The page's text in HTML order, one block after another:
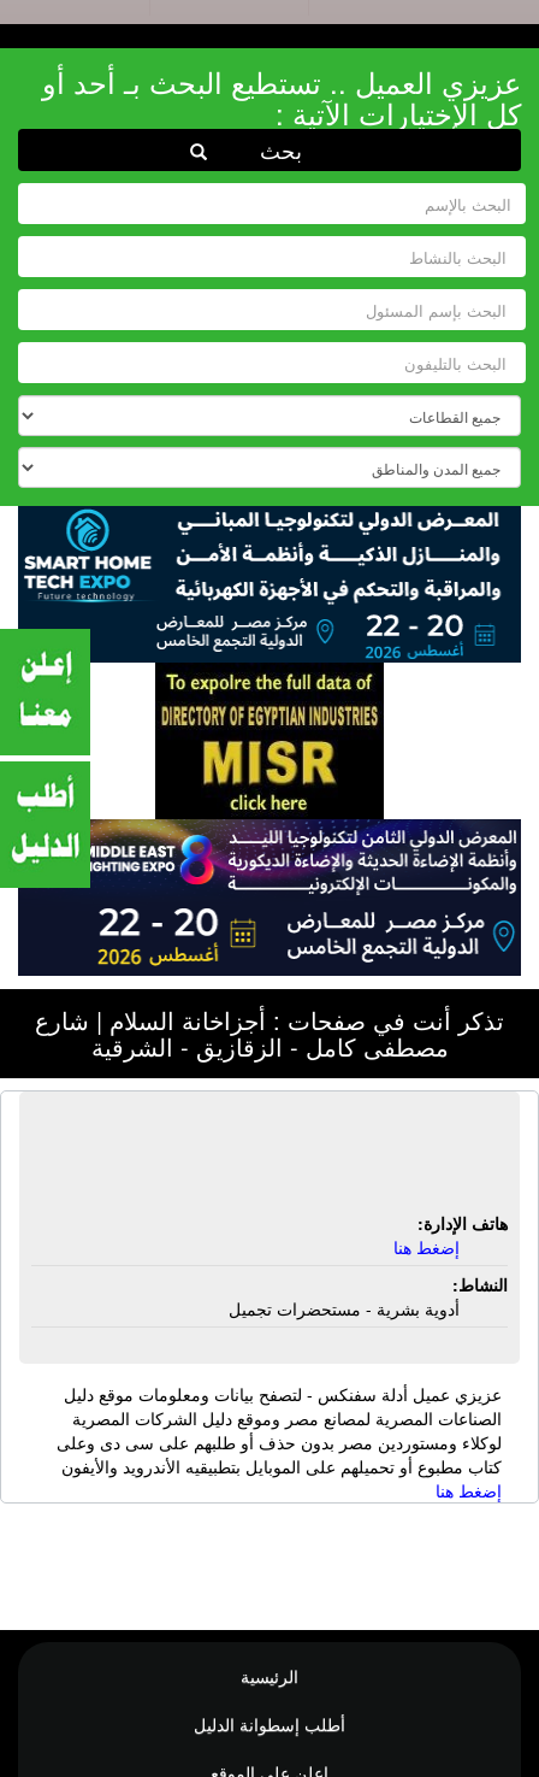
عزيزي العميل .. تستطيع البحث بـ أحد أو
كل الإختيارات الآتية :
تذكر أنت في صفحات : أجزاخانة السلام | شارع
مصطفى كامل - الزقازيق - الشرقية
هاتف الإدارة:
إضغط هنا
النشاط:
أدوية بشرية - مستحضرات تجميل
عزيزي عميل أدلة سفنكس - لتصفح بيانات ومعلومات موقع دليل
الصناعات المصرية لمصانع مصر وموقع دليل الشركات المصرية
لوكلاء ومستوردين مصر بدون حذف أو طلبهم على سى دى وعلى
كتاب مطبوع أو تحميلهم على الموبايل بتطبيقيه الأندرويد والأيفون
إضغط هنا
الرئيسية
أطلب إسطوانة الدليل
اعلن على الموقع